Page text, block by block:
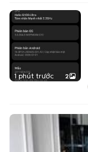
1 phút trước 2